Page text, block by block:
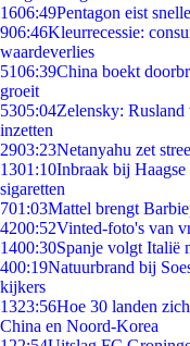
1606:49Pentagon eist
906:46Kleurrecessie:
waardeverlies
5106:39China boekt
groeit
5305:04Zelensky:
inzetten
2903:23Netanyahu zet
1301:10Inbraak bij
sigaretten
701:03Mattel brengt
4200:52Vinted-foto's van
1400:30Spanje volgt Italië
400:19Natuurbrand bij
kijkers
1323:56Hoe 30 landen
China en Noord-Korea